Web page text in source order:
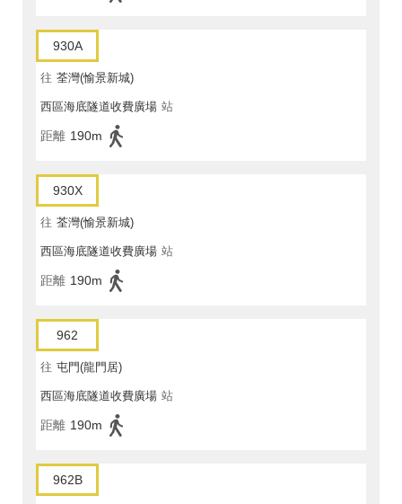
930A
往 荃灣(愉景新城)
西區海底隧道收費廣場 站
距離 190m
930X
往 荃灣(愉景新城)
西區海底隧道收費廣場 站
距離 190m
962
往 屯門(龍門居)
西區海底隧道收費廣場 站
距離 190m
962B